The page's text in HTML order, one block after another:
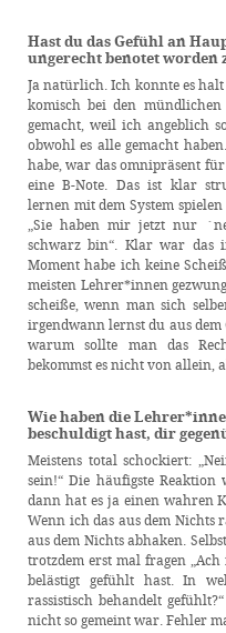
Hast du das Gefühl an
ungerecht benotet worden
Ja natürlich. Ich konnte es
komisch bei den
gemacht, weil ich angeblich
obwohl es alle gemacht
habe, war das omnipräsent
eine B-Note. Das ist klar
lernen mit dem System
„Sie haben mir jetzt nur
schwarz bin“. Klar war das
Moment habe ich keine
meisten Lehrer*innen
scheiße, wenn man sich
irgendwann lernst du aus dem
warum sollte man das
bekommst es nicht von allein,
Wie haben die
beschuldigt hast, dir
Meistens total schockiert:
sein!“ Die häufigste
dann hat es ja einen wahren
Wenn ich das aus dem Nichts
aus dem Nichts abhaken.
trotzdem erst mal fragen
belästigt gefühlt hast. In
rassistisch behandelt
nicht so gemeint war. Fehler